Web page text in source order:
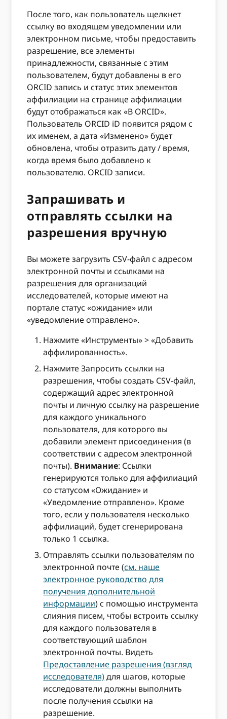
После того, как пользователь щелкнет
ссылку во входящем уведомлении или
электронном письме, чтобы предоставить
разрешение, все элементы
принадлежности, связанные с этим
пользователем, будут добавлены в его
ORCID запись и статус этих элементов
аффилиации на странице аффилиации
будут отображаться как «В ORCID».
Пользователь ORCID iD появится рядом с
их именем, а дата «Изменено» будет
обновлена, чтобы отразить дату / время,
когда время было добавлено к
пользователю. ORCID записи.
Запрашивать и
отправлять ссылки на
разрешения вручную
Вы можете загрузить CSV-файл с адресом
электронной почты и ссылками на
разрешения для организаций
исследователей, которые имеют на
портале статус «ожидание» или
«уведомление отправлено».
Нажмите «Инструменты» > «Добавить
аффилированность».
Нажмите Запросить ссылки на
разрешения, чтобы создать CSV-файл,
содержащий адрес электронной
почты и личную ссылку на разрешение
для каждого уникального
пользователя, для которого вы
добавили элемент присоединения (в
соответствии с адресом электронной
почты). Внимание: Ссылки
генерируются только для аффилиаций
со статусом «Ожидание» и
«Уведомление отправлено». Кроме
того, если у пользователя несколько
аффилиаций, будет сгенерирована
только 1 ссылка.
Отправлять ссылки пользователям по
электронной почте (см. наше
электронное руководство для
получения дополнительной
информации) с помощью инструмента
слияния писем, чтобы встроить ссылку
для каждого пользователя в
соответствующий шаблон
электронной почты. Видеть
Предоставление разрешения (взгляд
исследователя)для шагов, которые
исследователи должны выполнить
после получения ссылки на
разрешение.